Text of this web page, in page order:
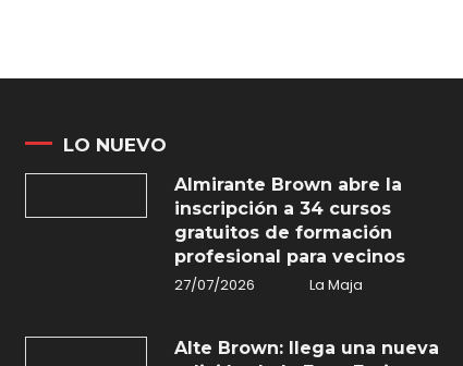
LO NUEVO
Almirante Brown abre la
inscripción a 34 cursos
gratuitos de formación
profesional para vecinos
27/07/2026
La Maja
Alte Brown: llega una nueva